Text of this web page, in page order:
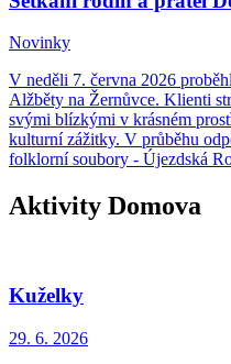
Novinky
V neděli 7. června 2026
Alžběty na Žernůvce. Klienti
svými blízkými v krásném
kulturní zážitky. V průběhu
folklorní soubory - Újezdská
Aktivity Domova
Kuželky
29. 6. 2026